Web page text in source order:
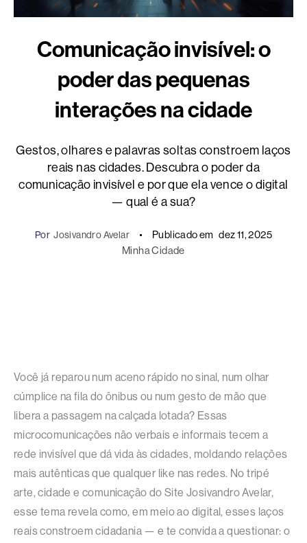
Comunicação invisível: o
poder das pequenas
interações na cidade
Gestos, olhares e palavras soltas constroem laços
reais nas cidades. Descubra o poder da
comunicação invisível e por que ela vence o digital
— qual é a sua?
Por Josivandro Avelar Publicado em dez 11, 2025
Minha Cidade
Você já reparou num aceno rápido no sinal, num olhar
cúmplice na fila do ônibus ou num gesto de mão que
libera a passagem na calçada lotada? Essas
microcomunicações não verbais e informais tecem a
rede invisível que dá vida às cidades, moldando relações
mais autênticas que qualquer like nas redes. No tripé
arte, cidade e comunicação do Site Josivandro Avelar,
esse tema revela como, em meio ao digital, esses laços
reais constroem cidadania — e te convida a questionar: o